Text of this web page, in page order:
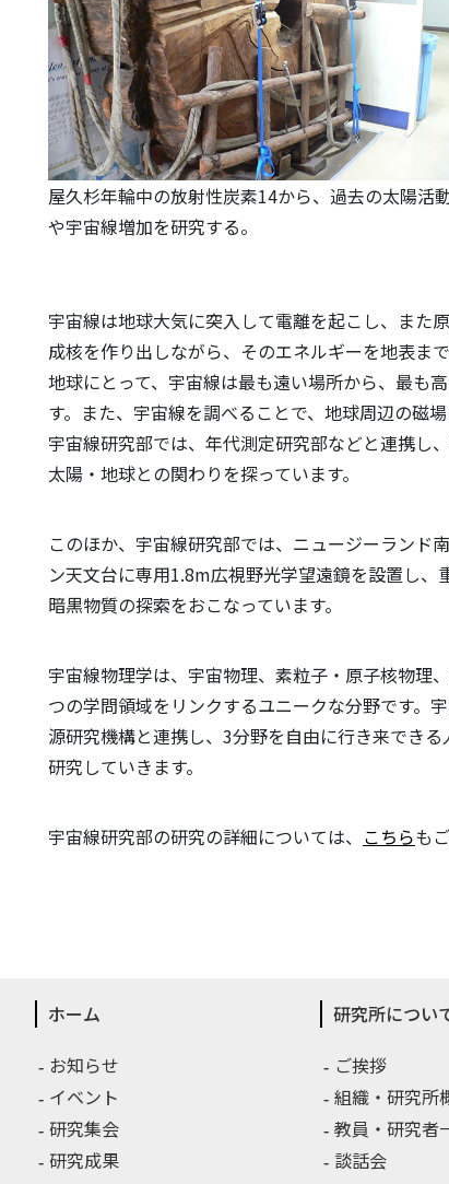
屋久杉年輪中の放射性炭素14から、過去の太陽活
や宇宙線増加を研究する。
宇宙線は地球大気に突入して電離を起こし、また
成核を作り出しながら、そのエネルギーを地表ま
地球にとって、宇宙線は最も遠い場所から、最も
す。また、宇宙線を調べることで、地球周辺の磁
宇宙線研究部では、年代測定研究部などと連携し
太陽・地球との関わりを探っています。
このほか、宇宙線研究部では、ニュージーランド
ン天文台に専用1.8m広視野光学望遠鏡を設置し
暗黒物質の探索をおこなっています。
宇宙線物理学は、宇宙物理、素粒子・原子核物理
つの学問領域をリンクするユニークな分野です。
源研究機構と連携し、3分野を自由に行き来でき
研究していきます。
宇宙線研究部の研究の詳細については、 こちらも
ホーム
お知らせ
イベント
研究集会
研究成果
研究所につい
ご挨拶
組織・研究所
教員・研究者
談話会